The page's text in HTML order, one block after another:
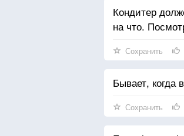
Кондитер
на что.
Сохранить
Бывает, когда
Сохранить